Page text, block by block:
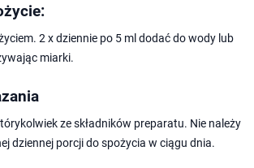
2 x dziennie po 5 ml dodać do wody lub
miarki.
ze składników preparatu. Nie należy
dziennej porcji do spożycia w ciągu dnia.